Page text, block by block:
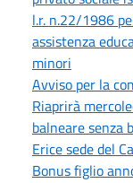
l.r. n.22/1986
assistenza
minori
Avviso per la
Riaprirà
balneare senza
Erice sede del
Bonus figlio